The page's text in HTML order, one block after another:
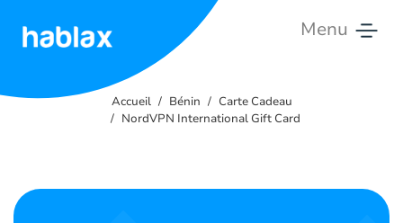
Menu
Accueil Bénin
Carte Cadeau
NordVPN International Gift Card